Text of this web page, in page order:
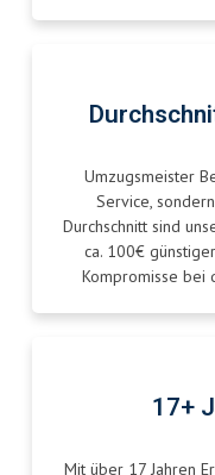
Umzugsmeister
Service,
Durchschnitt sind
ca. 100€
Kompromisse bei
17+
Mit über 17 Jahren